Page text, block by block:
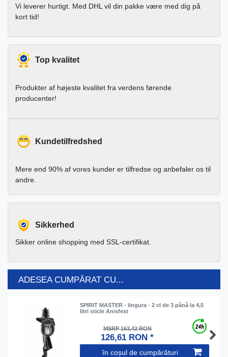
Vi leverer hurtigt. Med DHL vil din pakke være med dig på
kort tid!
Top kvalitet
Produkter af højeste kvalitet fra verdens førende
producenter!
Kundetilfredshed
Mere end 90% af vores kunder er tilfredse og anbefaler os til
andre.
Sikkerhed
Sikker online shopping med SSL-certifikat.
ADESEA CUMPĂRAT CU...
SPIRIT MASTER - lingura - 2 cl de 3 până la 4,5
litri sticle Anisfest
MSRP 163,42 RON
126,61 RON *
în coșul de cumpărături